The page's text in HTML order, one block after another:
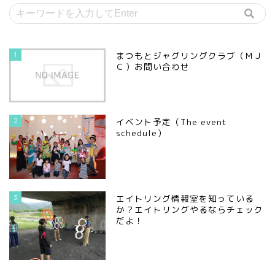
1
まつもとジャグリングクラブ（ＭＪ
Ｃ）お問い合わせ
2
イベント予定（The event
schedule）
3
エイトリング情報室を知っている
か？エイトリングやるならチェック
だよ！